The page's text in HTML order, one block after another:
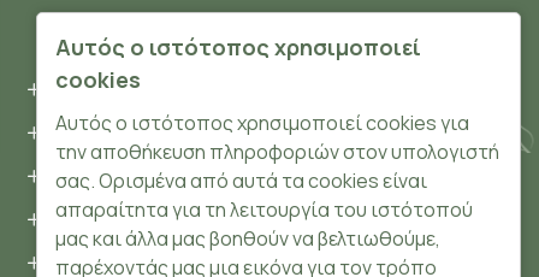
ΠΛΗΡΟΦΟΡΊΕΣ
Όροι και συνθήκες
Προσωπικά δεδομένα
Ασφάλεια
Τρόποι Πληρωμής
Τρόποι Αποστολής
Αυτός ο ιστότοπος χρησιμοποιεί
cookies
Αυτός ο ιστότοπος χρησιμοποιεί cookies για
την αποθήκευση πληροφοριών στον υπολογιστή
σας. Ορισμένα από αυτά τα cookies είναι
απαραίτητα για τη λειτουργία του ιστότοπού
μας και άλλα μας βοηθούν να βελτιωθούμε,
παρέχοντάς μας μια εικόνα για τον τρόπο